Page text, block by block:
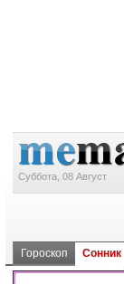
Суббота, 08 Август
Гороскоп Сонник